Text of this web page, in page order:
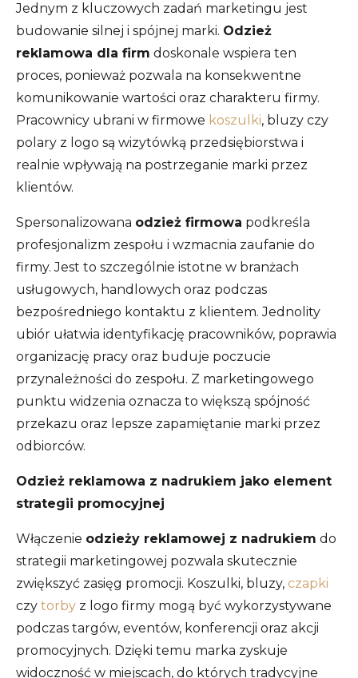
Jednym z kluczowych zadań marketingu jest
budowanie silnej i spójnej marki. Odzież
reklamowa dla firm doskonale wspiera ten
proces, ponieważ pozwala na konsekwentne
komunikowanie wartości oraz charakteru firmy.
Pracownicy ubrani w firmowe koszulki, bluzy czy
polary z logo są wizytówką przedsiębiorstwa i
realnie wpływają na postrzeganie marki przez
klientów.
Spersonalizowana odzież firmowa podkreśla
profesjonalizm zespołu i wzmacnia zaufanie do
firmy. Jest to szczególnie istotne w branżach
usługowych, handlowych oraz podczas
bezpośredniego kontaktu z klientem. Jednolity
ubiór ułatwia identyfikację pracowników, poprawia
organizację pracy oraz buduje poczucie
przynależności do zespołu. Z marketingowego
punktu widzenia oznacza to większą spójność
przekazu oraz lepsze zapamiętanie marki przez
odbiorców.
Odzież reklamowa z nadrukiem jako element
strategii promocyjnej
Włączenie odzieży reklamowej z nadrukiem do
strategii marketingowej pozwala skutecznie
zwiększyć zasięg promocji. Koszulki, bluzy, czapki
czy torby z logo firmy mogą być wykorzystywane
podczas targów, eventów, konferencji oraz akcji
promocyjnych. Dzięki temu marka zyskuje
widoczność w miejscach, do których tradycyjne